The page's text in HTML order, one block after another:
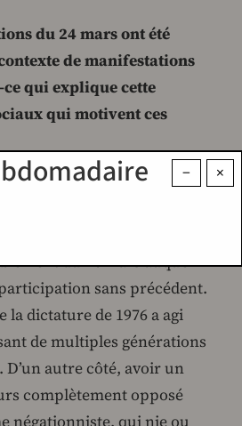
du 24 mars ont été
de manifestations
ce qui explique cette
qui motivent ces
mars a été
participe chaque année
; mais ce qui m’a frappé
du 24 mars auquel
sans précédent.
dictature de 1976 a agi
de multiples générations
. D’un autre côté, avoir un
complètement opposé
négationniste, qui nie ou
×
−